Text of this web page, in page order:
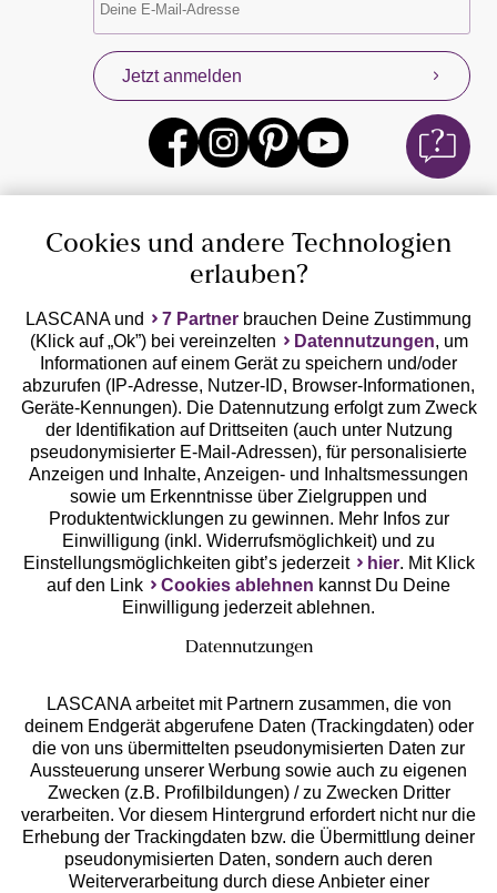
Jetzt anmelden
Auszeichnungen
Geprüfte Sicherheit
Unsere Apps
Gratis Versand ab50 €
Kostenlose Retoure
Cookies und andere Technologien
erlauben?
LASCANA und 7 Partner brauchen Deine Zustimmung
(Klick auf „Ok”) bei vereinzelten
Datennutzungen, um
Informationen auf einem Gerät zu speichern und/oder
abzurufen (IP-Adresse, Nutzer-ID, Browser-Informationen,
Geräte-Kennungen). Die Datennutzung erfolgt zum Zweck
der Identifikation auf Drittseiten (auch unter Nutzung
pseudonymisierter E-Mail-Adressen), für personalisierte
Anzeigen und Inhalte, Anzeigen- und Inhaltsmessungen
sowie um Erkenntnisse über Zielgruppen und
Produktentwicklungen zu gewinnen. Mehr Infos zur
Einwilligung (inkl. Widerrufsmöglichkeit) und zu
Einstellungsmöglichkeiten gibt’s jederzeit
hier. Mit Klick
auf den Link
Cookies ablehnen kannst Du Deine
Einwilligung jederzeit ablehnen.
Datennutzungen
LASCANA arbeitet mit Partnern zusammen, die von
deinem Endgerät abgerufene Daten (Trackingdaten) oder
die von uns übermittelten pseudonymisierten Daten zur
Aussteuerung unserer Werbung sowie auch zu eigenen
Zwecken (z.B. Profilbildungen) / zu Zwecken Dritter
verarbeiten. Vor diesem Hintergrund erfordert nicht nur die
Erhebung der Trackingdaten bzw. die Übermittlung deiner
pseudonymisierten Daten, sondern auch deren
Weiterverarbeitung durch diese Anbieter einer